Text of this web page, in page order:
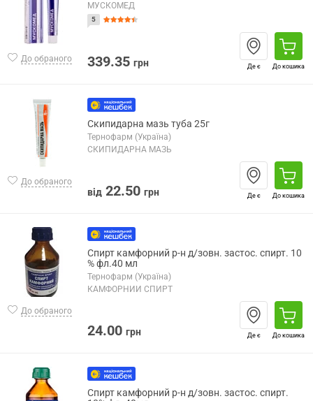
До обраного
МУСКОМЕД
5
339.35 грн Де є До кошика
До обраного
Скипидарна мазь туба 25г
Тернофарм (Україна)
СКИПИДАРНА МАЗЬ
від 22.50 грн Де є До кошика
До обраного
Спирт камфорний р-н д/зовн. застос. спирт. 10
% фл.40 мл
Тернофарм (Україна)
КАМФОРНИЙ СПИРТ
24.00 грн Де є До кошика
Спирт камфорний р-н д/зовн. застос. спирт.